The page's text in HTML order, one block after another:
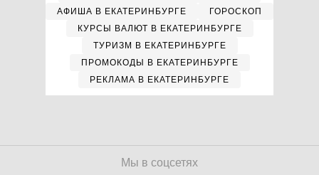
АФИША В ЕКАТЕРИНБУРГЕ
ГОРОСКОП
КУРСЫ ВАЛЮТ В ЕКАТЕРИНБУРГЕ
ТУРИЗМ В ЕКАТЕРИНБУРГЕ
ПРОМОКОДЫ В ЕКАТЕРИНБУРГЕ
РЕКЛАМА В ЕКАТЕРИНБУРГЕ
Мы в соцсетях